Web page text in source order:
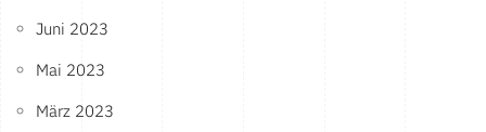
Juni 2023
Mai 2023
März 2023